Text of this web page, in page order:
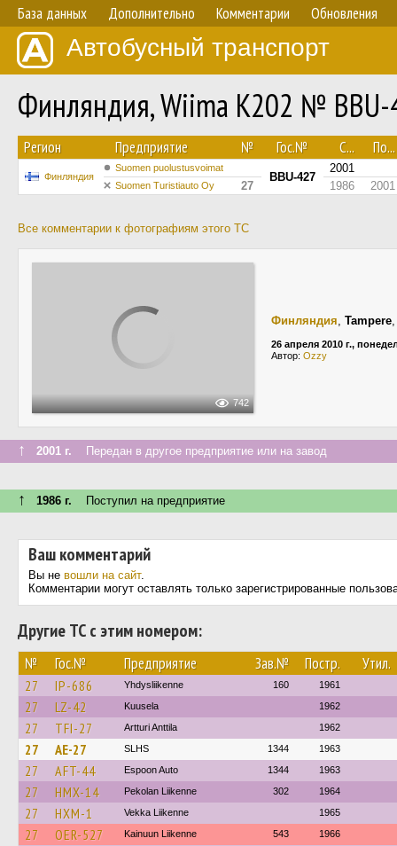
База данных Дополнительно Комментарии Обновления
Автобусный транспорт
Финляндия, Wiima K202 №
Регион Предприятие № Гос.№ С... По...
Финляндия
Suomen puolustusvoimat
BBU-427
2001
Suomen Turistiauto Oy 27 1986 2001
Все комментарии к фотографиям этого ТС
742
Финляндия, Tampere
26 апреля 2010 г.,
Автор: Ozzy
↑ 2001 г. Передан в другое предприятие или на завод
↑ 1986 г. Поступил на предприятие
Ваш комментарий
Вы не вошли на сайт.
Комментарии могут оставлять только зарегистрированные
Другие ТС с этим номером:
№ Гос.№ Предприятие Зав.№ Постр. Утил.
27 IP-686 Yhdysliikenne 160 1961
27 LZ-42 Kuusela 1962
27 TFI-27 Artturi Anttila 1962
27 AE-27 SLHS 1344 1963
27 AFT-44 Espoon Auto 1344 1963
27 HMX-14 Pekolan Liikenne 302 1964
27 HXM-1 Vekka Liikenne 1965
27 OER-527 Kainuun Liikenne 543 1966